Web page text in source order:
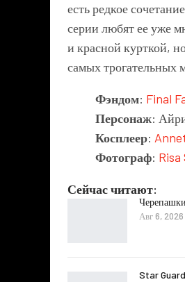
есть редкое
серии любят ее уже
и красной курткой,
самых трогательных
Фэндом: Final
Персонаж:
Косплеер:
Фотограф: Risa
Сейчас читают:
Авг 6, 2026
Star